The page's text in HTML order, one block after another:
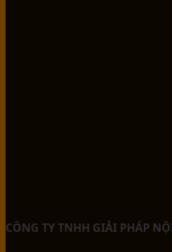
CÔNG TY TNHH GIẢI PHÁP